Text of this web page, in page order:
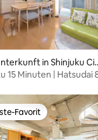
4,96 von 5,
in Shinjuku Cit
15 Minuten | Hatsudai
Gäste-Favorit.
Favorit